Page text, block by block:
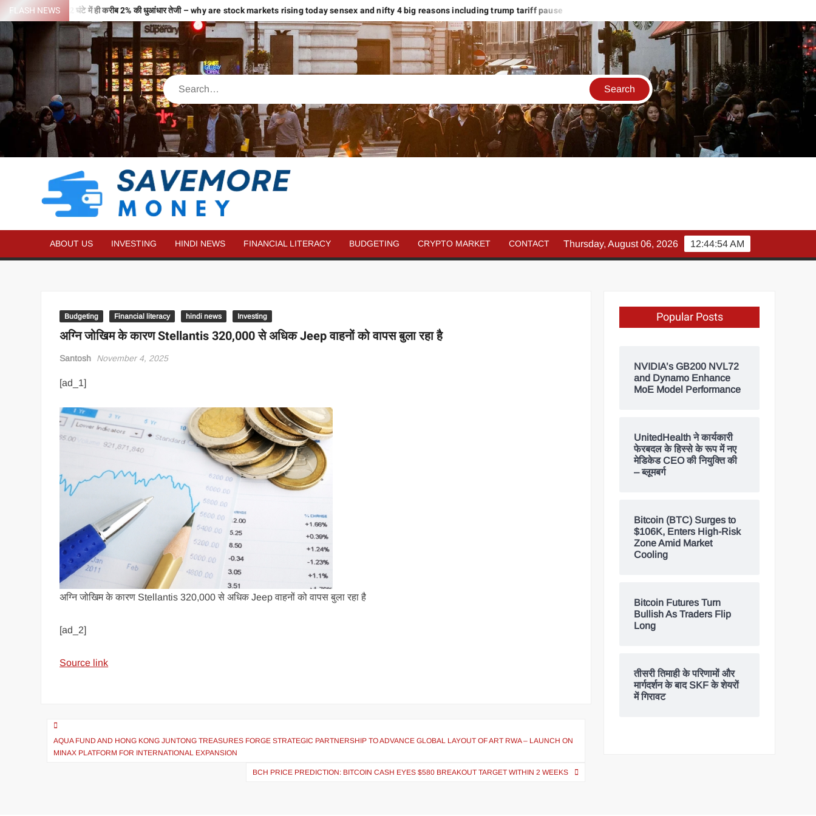
FLASH NEWS
से भरी उड़ान…2 घंटे में ही करीब 2% की धुआंधार तेजी – why are stock markets rising today sensex and nifty 4 big reasons including trump tariff pause
MORE
MONEY
RELATED
ABOUT US INVESTING HINDI NEWS FINANCIAL LITERACY BUDGETING CRYPTO MARKET CONTACT 12:44:55 AM
Thursday, August 06, 2026
Budgeting Financial literacy hindi news Investing
अग्नि जोखिम के कारण Stellantis 320,000 से अधिक Jeep वाहनों को वापस बुला रहा है
Santosh November 4, 2025
[ad_1]
अग्नि जोखिम के कारण Stellantis 320,000 से अधिक Jeep वाहनों को वापस बुला रहा है
[ad_2]
Source link
AQUA FUND AND HONG KONG JUNTONG TREASURES FORGE STRATEGIC PARTNERSHIP TO ADVANCE GLOBAL LAYOUT OF ART RWA – LAUNCH ON
MINAX PLATFORM FOR INTERNATIONAL EXPANSION
BCH PRICE PREDICTION: BITCOIN CASH EYES $580 BREAKOUT TARGET WITHIN 2 WEEKS
Popular Posts
NVIDIA’s GB200 NVL72
and Dynamo Enhance
MoE Model Performance
UnitedHealth ने कार्यकारी
फेरबदल के हिस्से के रूप में नए
मेडिकेड CEO की नियुक्ति की
– ब्लूमबर्ग
Bitcoin (BTC) Surges to
$106K, Enters High-Risk
Zone Amid Market
Cooling
Bitcoin Futures Turn
Bullish As Traders Flip
Long
तीसरी तिमाही के परिणामों और
मार्गदर्शन के बाद SKF के शेयरों
में गिरावट